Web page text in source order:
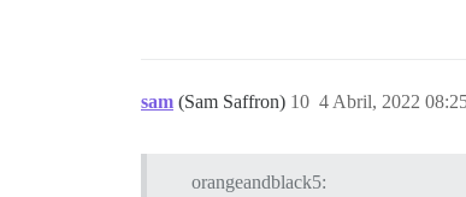
sam (Sam Saffron) 4 Abril, 2022
10
orangeandblack5: